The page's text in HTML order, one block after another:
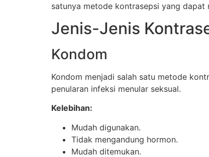
satunya metode kontrasepsi yang dapat
Jenis-Jenis
Kondom
Kondom menjadi salah satu metode
penularan infeksi menular seksual.
Kelebihan:
Mudah digunakan.
Tidak mengandung hormon.
Mudah ditemukan.